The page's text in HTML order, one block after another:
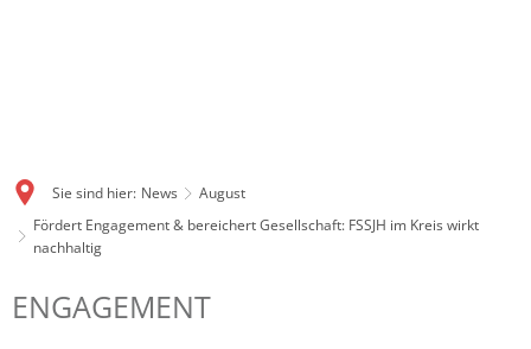
Sie sind hier: News
August
Fördert Engagement & bereichert Gesellschaft: FSSJH im Kreis wirkt
nachhaltig
ENGAGEMENT